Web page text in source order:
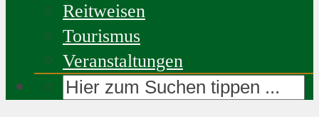
Reitweisen
Tourismus
Veranstaltungen